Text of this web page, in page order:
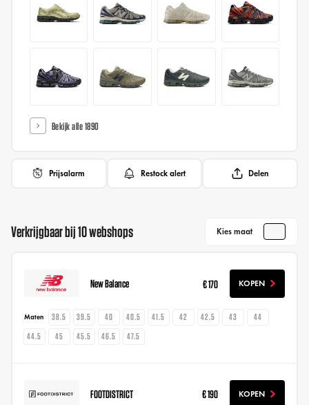
Bekijk alle 1890
Prijsalarm Restock alert Delen
Verkrijgbaar bij 10 webshops Kies maat
New Balance € 170 KOPEN
Maten 38.5 39.5 40 40.5 41.5 42 42.5 43
44
44.5
45 45.5 46.5 47.5
FOOTDISTRICT € 190 KOPEN